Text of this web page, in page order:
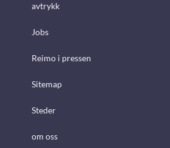
avtrykk
Jobs
Reimo i pressen
Sitemap
Steder
om oss